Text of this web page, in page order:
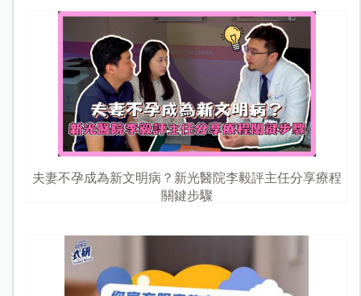
夫妻不孕成為新文明病？新光醫院李毅評主任分享療程
關鍵步驟